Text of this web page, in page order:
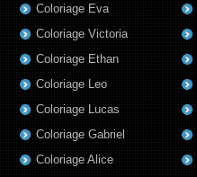
Coloriage Eva
Coloriage Victoria
Coloriage Ethan
Coloriage Leo
Coloriage Lucas
Coloriage Gabriel
Coloriage Alice